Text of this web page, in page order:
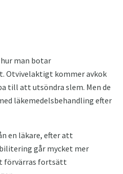
man botar
Otvivelaktigt kommer avkok
till att utsöndra slem. Men de
läkemedelsbehandling efter
en läkare, efter att
går mycket mer
förvärras fortsätt